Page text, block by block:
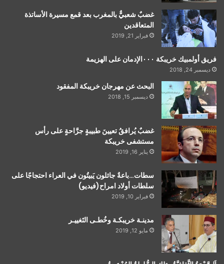
غضبٌ شعبيٌّ بالمغرب بعد قمع مسيرة الأساتذة
المتعاقدين
فبراير 21, 2019
فريق أولمبيك خريبكة ٠٠٠الإدمان على الهزيمة
ديسمبر 24, 2018
البحث عن مهرجان خريبكة المفقود
ديسمبر 15, 2018
غضبٌ يُرافقُ تعيينَ طبيبةٍ جرَّاحةٍ على رأس
مستشفى خريبكة
يناير 16, 2019
سطات…باعةٌ جائلون يَبيتُون في العراء احتجاجًا على
سلطات أولاد امراح(فيديو)
فبراير 10, 2019
مدينـة خريبكـة وخُطـى التَغييـر
مايو 12, 2019